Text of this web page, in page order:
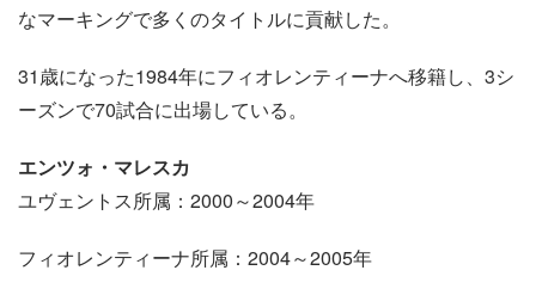
なマーキングで多くのタイトルに貢献した。
31歳になった1984年にフィオレンティーナへ移籍し、3シ
ーズンで70試合に出場している。
エンツォ・マレスカ
ユヴェントス所属：2000～2004年
フィオレンティーナ所属：2004～2005年